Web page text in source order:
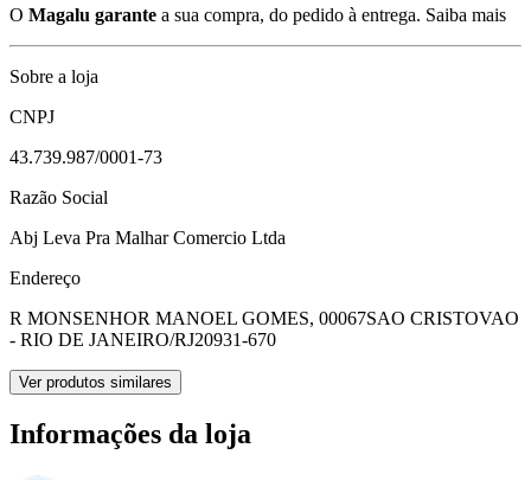
O Magalu garante a sua compra, do pedido à entrega. Saiba mais
Sobre a loja
CNPJ
43.739.987/0001-73
Razão Social
Abj Leva Pra Malhar Comercio Ltda
Endereço
R MONSENHOR MANOEL GOMES, 00067SAO CRISTOVAO
- RIO DE JANEIRO/RJ20931-670
Ver produtos similares
Informações da loja